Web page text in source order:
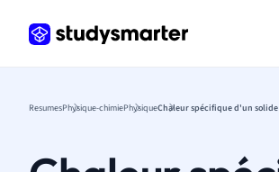
ResumesPhysique-chimiePhysiqueChaleur spécifique d'un solide